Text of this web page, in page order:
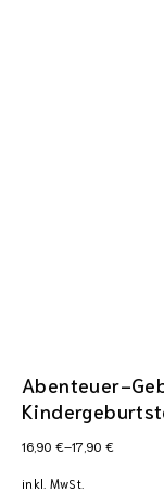
Abenteuer-
16,90 €–17,90 €
inkl. MwSt.